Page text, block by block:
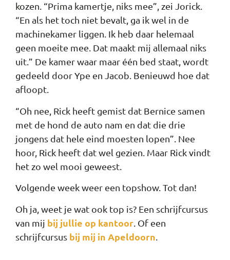
kozen. “Prima kamertje, niks mee”, zei Jorick.
“En als het toch niet bevalt, ga ik wel in de
machinekamer liggen. Ik heb daar helemaal
geen moeite mee. Dat maakt mij allemaal niks
uit.” De kamer waar maar één bed staat, wordt
gedeeld door Ype en Jacob. Benieuwd hoe dat
afloopt.
“Oh nee, Rick heeft gemist dat Bernice samen
met de hond de auto nam en dat die drie
jongens dat hele eind moesten lopen”. Nee
hoor, Rick heeft dat wel gezien. Maar Rick vindt
het zo wel mooi geweest.
Volgende week weer een topshow. Tot dan!
Oh ja, weet je wat ook top is? Een schrijfcursus
van mij bij jullie op kantoor . Of een
schrijfcursus bij mij in Apeldoorn